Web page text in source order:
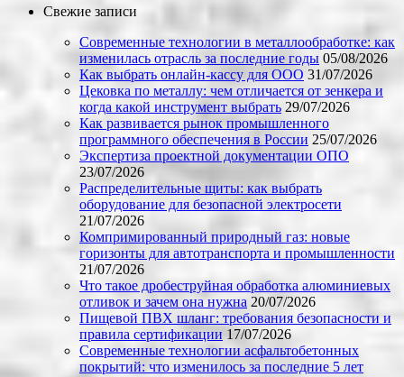
Свежие записи
Современные технологии в металлообработке: как
изменилась отрасль за последние годы 05/08/2026
Как выбрать онлайн-кассу для ООО 31/07/2026
Цековка по металлу: чем отличается от зенкера и
когда какой инструмент выбрать 29/07/2026
Как развивается рынок промышленного
программного обеспечения в России 25/07/2026
Экспертиза проектной документации ОПО
23/07/2026
Распределительные щиты: как выбрать
оборудование для безопасной электросети
21/07/2026
Компримированный природный газ: новые
горизонты для автотранспорта и промышленности
21/07/2026
Что такое дробеструйная обработка алюминиевых
отливок и зачем она нужна 20/07/2026
Пищевой ПВХ шланг: требования безопасности и
правила сертификации 17/07/2026
Современные технологии асфальтобетонных
покрытий: что изменилось за последние 5 лет